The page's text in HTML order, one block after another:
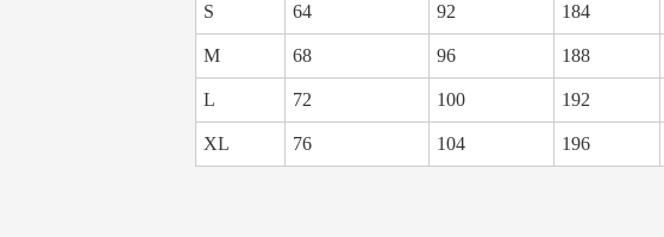
S 64 92 184
M 68 96 188
L 72 100 192
XL 76 104 196